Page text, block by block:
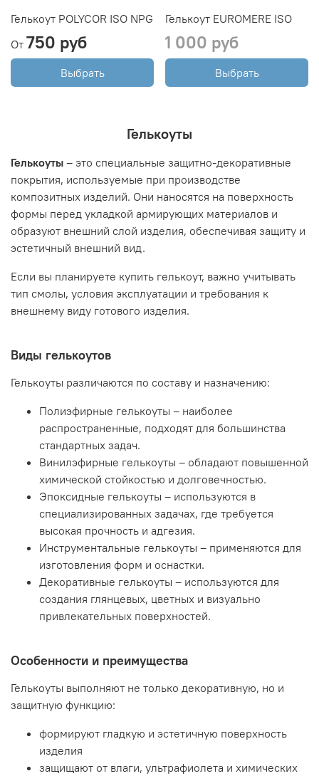
Гелькоут POLYCOR ISO NPG
От 750 руб
Выбрать
Гелькоут EUROMERE ISO
1 000 руб
Выбрать
Гелькоуты
Гелькоуты – это специальные защитно-декоративные
покрытия, используемые при производстве
композитных изделий. Они наносятся на поверхность
формы перед укладкой армирующих материалов и
образуют внешний слой изделия, обеспечивая защиту и
эстетичный внешний вид.
Если вы планируете купить гелькоут, важно учитывать
тип смолы, условия эксплуатации и требования к
внешнему виду готового изделия.
Виды гелькоутов
Гелькоуты различаются по составу и назначению:
Полиэфирные гелькоуты – наиболее
распространенные, подходят для большинства
стандартных задач.
Винилэфирные гелькоуты – обладают повышенной
химической стойкостью и долговечностью.
Эпоксидные гелькоуты – используются в
специализированных задачах, где требуется
высокая прочность и адгезия.
Инструментальные гелькоуты – применяются для
изготовления форм и оснастки.
Декоративные гелькоуты – используются для
создания глянцевых, цветных и визуально
привлекательных поверхностей.
Особенности и преимущества
Гелькоуты выполняют не только декоративную, но и
защитную функцию:
формируют гладкую и эстетичную поверхность
изделия
защищают от влаги, ультрафиолета и химических